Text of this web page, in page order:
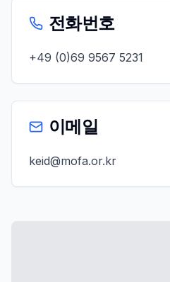
전화번호
+49 (0)69 9567 5231
이메일
keid@mofa.or.kr